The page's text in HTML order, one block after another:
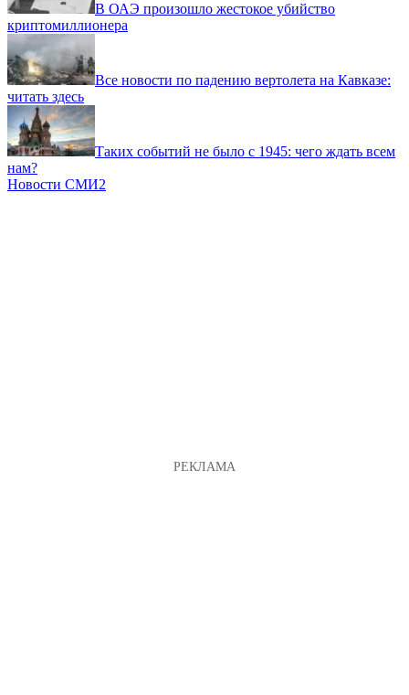
В ОАЭ произошло жестокое убийство
криптомиллионера
Все новости по падению вертолета на Кавказе:
читать здесь
Таких событий не было с 1945: чего ждать всем
нам?
Новости СМИ2